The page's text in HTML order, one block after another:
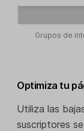
Grupos de
Optimiza tu
Utiliza las
suscriptores